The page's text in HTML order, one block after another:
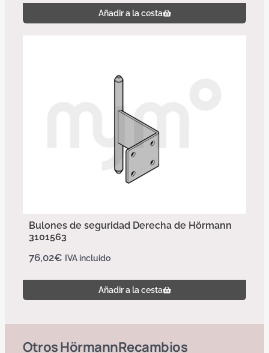
Añadir a la cesta
Bulones de seguridad Derecha de Hörmann
3101563
76,02€ IVA incluido
Añadir a la cesta
OtrosHörmannRecambios